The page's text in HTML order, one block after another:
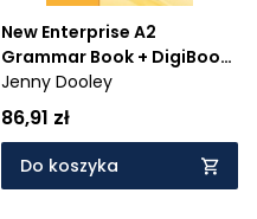
New Enterprise A2
Grammar Book + DigiBook.
Język angielski.
Kompendium
gramatyczne dla szkół
ponadpodstawowych
Jenny Dooley
86,91 zł
Do koszyka